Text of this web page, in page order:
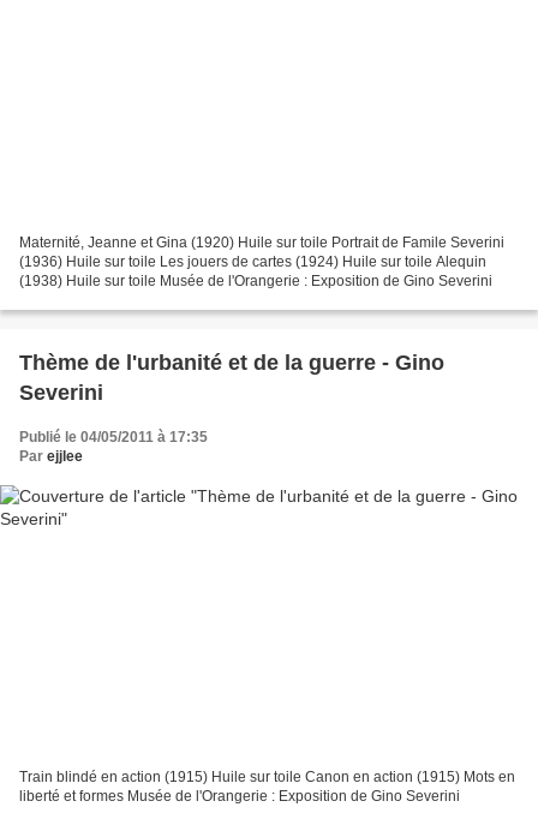
Maternité, Jeanne et Gina (1920) Huile sur toile Portrait de Famile Severini
(1936) Huile sur toile Les jouers de cartes (1924) Huile sur toile Alequin
(1938) Huile sur toile Musée de l'Orangerie : Exposition de Gino Severini
Thème de l'urbanité et de la guerre - Gino
Severini
Publié le 04/05/2011 à 17:35
Par ejjlee
Train blindé en action (1915) Huile sur toile Canon en action (1915) Mots en
liberté et formes Musée de l'Orangerie : Exposition de Gino Severini